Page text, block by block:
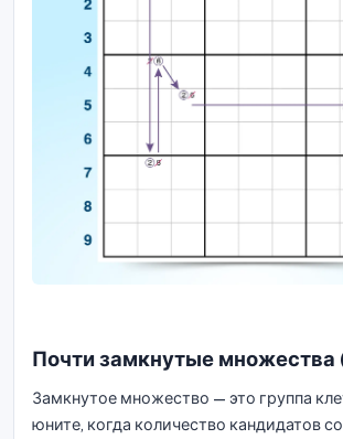
Почти замкнутые множества
Замкнутое множество — это группа
юните, когда количество кандидатов